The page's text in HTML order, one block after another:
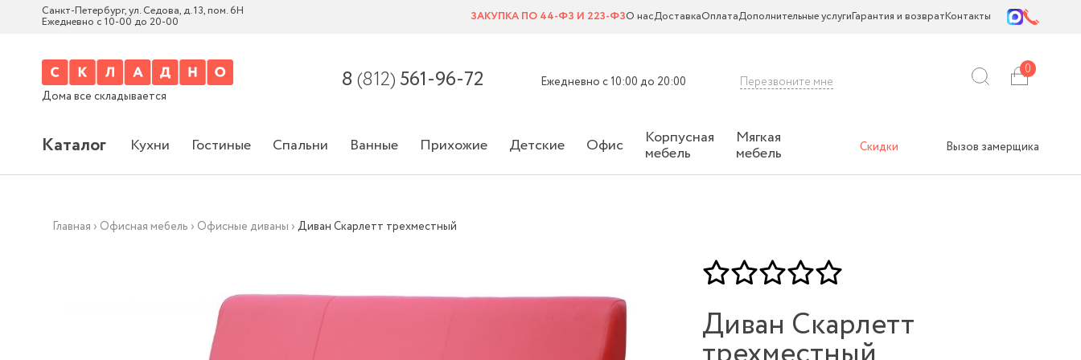
Санкт-Петербург, ул. Седова, д. 13, пом. 6Н
Ежедневно с 10-00 до 20-00 ЗАКУПКА ПО 44-ФЗ И 223-ФЗО насДоставкаОплатаДополнительные услугиГарантия и возвратКонтакты
Дома все складывается
8 (812) 561-96-72 Ежедневно с 10:00 до 20:00 Перезвоните мне
0
Каталог Кухни Гостиные Спальни Ванные Прихожие Детские Офис Корпусная
мебель
Мягкая
мебель Скидки Вызов замерщика
Главная › Офисная мебель › Офисные диваны ›Диван Скарлетт трехместный
Диван Скарлетт